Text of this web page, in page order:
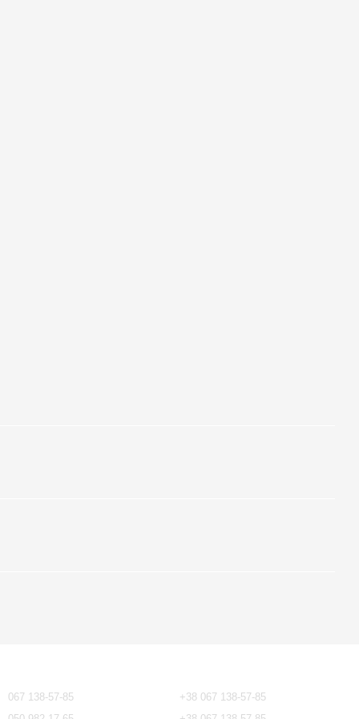
067 138-57-85
+38 067 138-57-85